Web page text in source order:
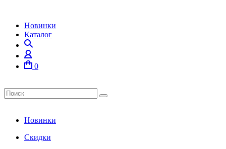
Новинки
Каталог
0
Новинки
Скидки